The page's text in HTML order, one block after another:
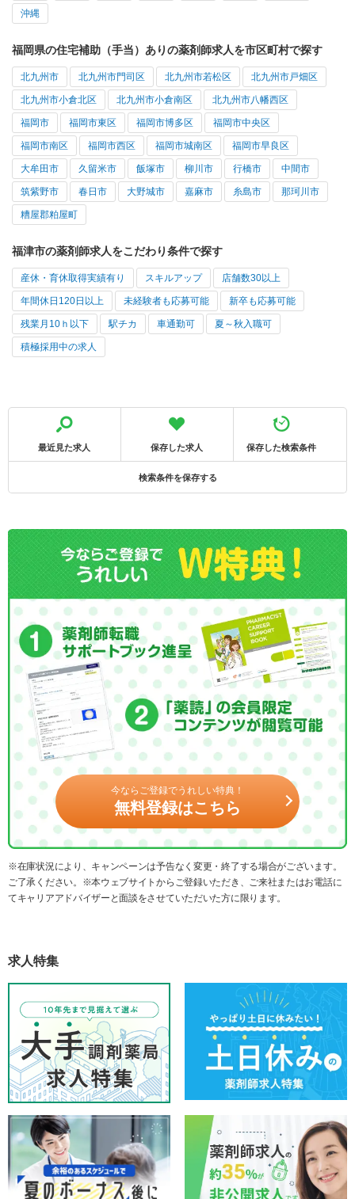
沖縄
福岡県の住宅補助（手当）ありの薬剤師求人を市区町村で探す
北九州市 北九州市門司区 北九州市若松区 北九州市戸畑区
北九州市小倉北区 北九州市小倉南区 北九州市八幡西区
福岡市 福岡市東区 福岡市博多区 福岡市中央区
福岡市南区 福岡市西区 福岡市城南区 福岡市早良区
大牟田市 久留米市 飯塚市 柳川市 行橋市 中間市
筑紫野市 春日市 大野城市 嘉麻市 糸島市 那珂川市
糟屋郡粕屋町
福津市の薬剤師求人をこだわり条件で探す
産休・育休取得実績有り スキルアップ 店舗数30以上
年間休日120日以上 未経験者も応募可能 新卒も応募可能
残業月10ｈ以下 駅チカ 車通勤可 夏～秋入職可
積極採用中の求人
最近見た求人 保存した求人 保存した検索条件
検索条件を保存する
今ならご登録でうれしい特典！
無料登録はこちら
※在庫状況により、キャンペーンは予告なく変更・終了する場合がございます。
ご了承ください。※本ウェブサイトからご登録いただき、ご来社またはお電話に
てキャリアアドバイザーと面談をさせていただいた方に限ります。
求人特集